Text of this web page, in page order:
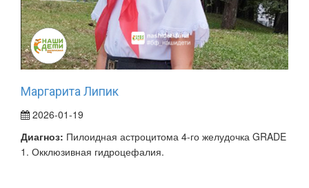
Маргарита Липик
2026-01-19
Диагноз: Пилоидная астроцитома 4-го желудочка GRADE
1. Окклюзивная гидроцефалия.